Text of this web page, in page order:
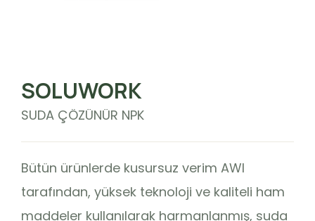
SOLUWORK
SUDA ÇÖZÜNÜR NPK
Bütün ürünlerde kusursuz verim AWI
tarafından, yüksek teknoloji ve kaliteli ham
maddeler kullanılarak harmanlanmış, suda